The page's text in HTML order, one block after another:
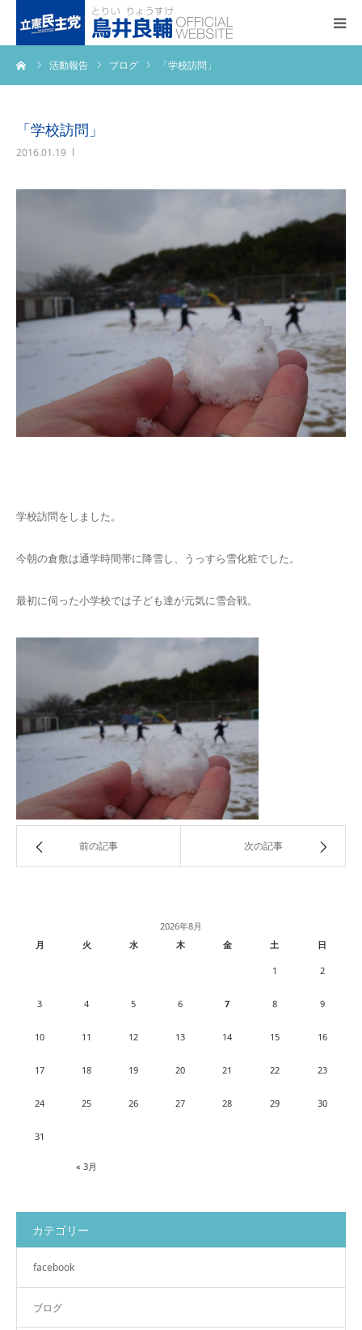
活動報告 ブログ 「学校訪問」
「学校訪問」
2016.01.19
学校訪問をしました。
今朝の倉敷は通学時間帯に降雪し、うっすら雪化粧でした。
最初に伺った小学校では子ども達が元気に雪合戦。
前の記事 次の記事
2026年8月
月
火 水 木 金 土 日
« 3月
1 2
3 4 5 6 7 8 9
10 11 12 13 14 15 16
17 18 19 20 21 22 23
24 25 26 27 28 29 30
31
カテゴリー
facebook
ブログ
トップページ
プロフィール